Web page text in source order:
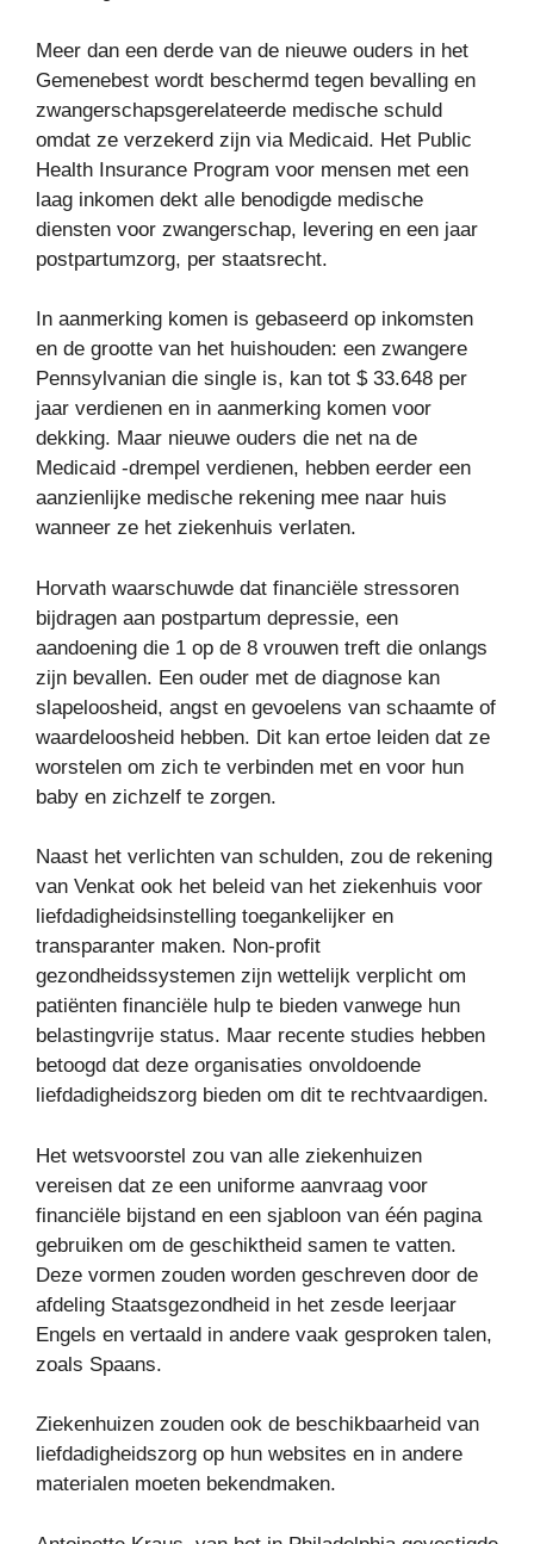
Meer dan een derde van de nieuwe ouders in het
Gemenebest wordt beschermd tegen bevalling en
zwangerschapsgerelateerde medische schuld
omdat ze verzekerd zijn via Medicaid. Het Public
Health Insurance Program voor mensen met een
laag inkomen dekt alle benodigde medische
diensten voor zwangerschap, levering en een jaar
postpartumzorg, per staatsrecht.
In aanmerking komen is gebaseerd op inkomsten
en de grootte van het huishouden: een zwangere
Pennsylvanian die single is, kan tot $ 33.648 per
jaar verdienen en in aanmerking komen voor
dekking. Maar nieuwe ouders die net na de
Medicaid -drempel verdienen, hebben eerder een
aanzienlijke medische rekening mee naar huis
wanneer ze het ziekenhuis verlaten.
Horvath waarschuwde dat financiële stressoren
bijdragen aan postpartum depressie, een
aandoening die 1 op de 8 vrouwen treft die onlangs
zijn bevallen. Een ouder met de diagnose kan
slapeloosheid, angst en gevoelens van schaamte of
waardeloosheid hebben. Dit kan ertoe leiden dat ze
worstelen om zich te verbinden met en voor hun
baby en zichzelf te zorgen.
Naast het verlichten van schulden, zou de rekening
van Venkat ook het beleid van het ziekenhuis voor
liefdadigheidsinstelling toegankelijker en
transparanter maken. Non-profit
gezondheidssystemen zijn wettelijk verplicht om
patiënten financiële hulp te bieden vanwege hun
belastingvrije status. Maar recente studies hebben
betoogd dat deze organisaties onvoldoende
liefdadigheidszorg bieden om dit te rechtvaardigen.
Het wetsvoorstel zou van alle ziekenhuizen
vereisen dat ze een uniforme aanvraag voor
financiële bijstand en een sjabloon van één pagina
gebruiken om de geschiktheid samen te vatten.
Deze vormen zouden worden geschreven door de
afdeling Staatsgezondheid in het zesde leerjaar
Engels en vertaald in andere vaak gesproken talen,
zoals Spaans.
Ziekenhuizen zouden ook de beschikbaarheid van
liefdadigheidszorg op hun websites en in andere
materialen moeten bekendmaken.